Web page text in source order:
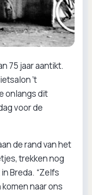
75 jaar aantikt.
’t
onlangs dit
voor de
de rand van het
trekken nog
Breda. “Zelfs
naar ons